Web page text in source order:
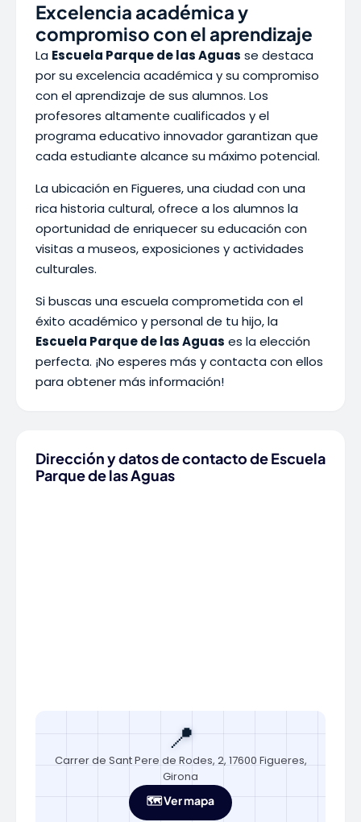
Excelencia académica y
compromiso con el aprendizaje
La Escuela Parque de las Aguas se destaca
por su excelencia académica y su compromiso
con el aprendizaje de sus alumnos. Los
profesores altamente cualificados y el
programa educativo innovador garantizan que
cada estudiante alcance su máximo potencial.
La ubicación en Figueres, una ciudad con una
rica historia cultural, ofrece a los alumnos la
oportunidad de enriquecer su educación con
visitas a museos, exposiciones y actividades
culturales.
Si buscas una escuela comprometida con el
éxito académico y personal de tu hijo, la
Escuela Parque de las Aguas es la elección
perfecta. ¡No esperes más y contacta con ellos
para obtener más información!
Dirección y datos de contacto de Escuela
Parque de las Aguas
📍
Carrer de Sant Pere de Rodes, 2, 17600 Figueres,
Girona
🗺️ Ver mapa